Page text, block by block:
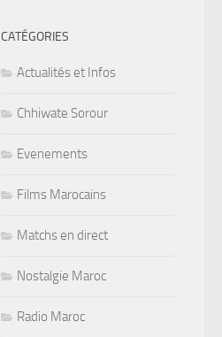
CATÉGORIES
Actualités et Infos
Chhiwate Sorour
Evenements
Films Marocains
Matchs en direct
Nostalgie Maroc
Radio Maroc